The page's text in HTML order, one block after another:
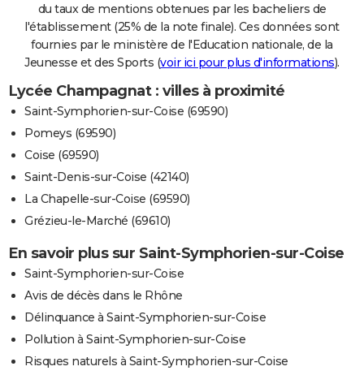
du taux de mentions obtenues par les bacheliers de
l'établissement (25% de la note finale). Ces données sont
fournies par le ministère de l'Education nationale, de la
Jeunesse et des Sports (voir ici pour plus d'informations).
Lycée Champagnat : villes à proximité
Saint-Symphorien-sur-Coise (69590)
Pomeys (69590)
Coise (69590)
Saint-Denis-sur-Coise (42140)
La Chapelle-sur-Coise (69590)
Grézieu-le-Marché (69610)
En savoir plus sur Saint-Symphorien-sur-Coise
Saint-Symphorien-sur-Coise
Avis de décès dans le Rhône
Délinquance à Saint-Symphorien-sur-Coise
Pollution à Saint-Symphorien-sur-Coise
Risques naturels à Saint-Symphorien-sur-Coise